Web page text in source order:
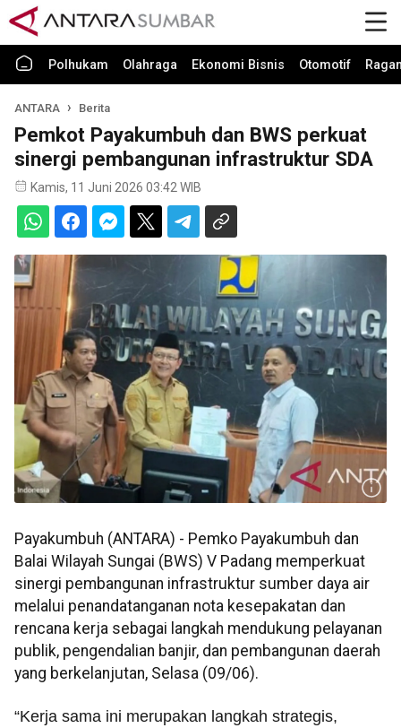
Polhukam Olahraga Ekonomi Bisnis Otomotif
ANTARA Berita
Pemkot Payakumbuh dan BWS perkuat
sinergi pembangunan infrastruktur SDA
Kamis, 11 Juni 2026 03:42 WIB
Payakumbuh (ANTARA) - Pemko Payakumbuh dan
Balai Wilayah Sungai (BWS) V Padang memperkuat
sinergi pembangunan infrastruktur sumber daya air
melalui penandatanganan nota kesepakatan dan
rencana kerja sebagai langkah mendukung pelayanan
publik, pengendalian banjir, dan pembangunan daerah
yang berkelanjutan, Selasa (09/06).
“Kerja sama ini merupakan langkah strategis,